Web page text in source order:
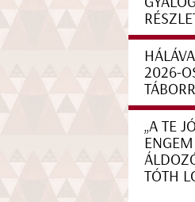
2026-
„A TE
TÓTH